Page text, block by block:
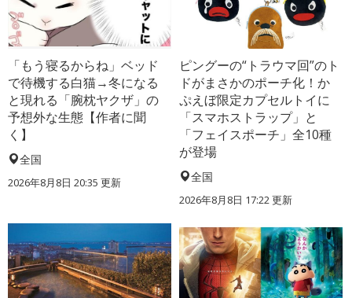
「もう寝るからね」ベッド
で待機する白猫→冬になる
と現れる「腕枕ヤクザ」の
予想外な生態【作者に聞
く】
全国
2026年8月8日 20:35 更新
ピングーの“トラウマ回”のト
ドがまさかのポーチ化！か
ぷえぼ限定カプセルトイに
「スマホストラップ」と
「フェイスポーチ」全10種
が登場
全国
2026年8月8日 17:22更新